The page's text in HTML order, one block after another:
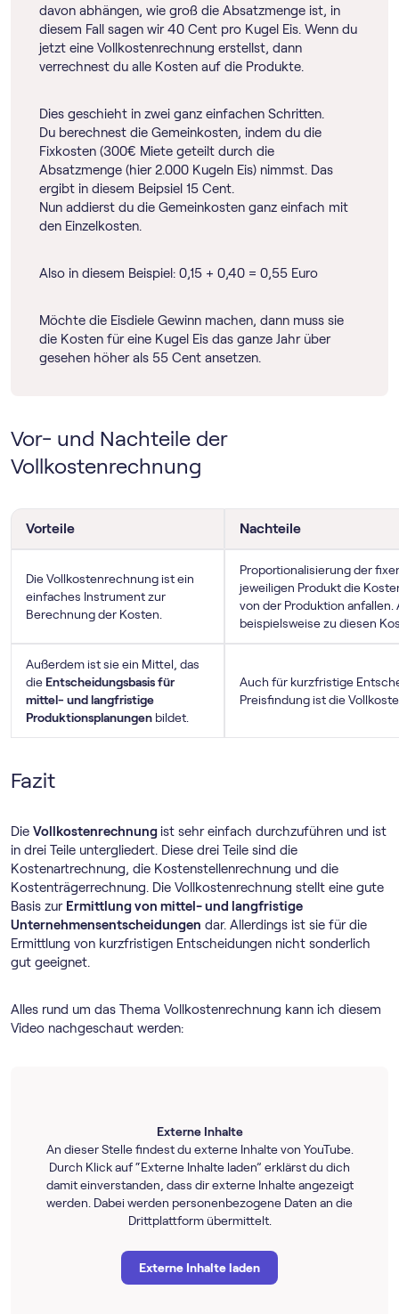
davon abhängen, wie groß die Absatzmenge ist, in
diesem Fall sagen wir 40 Cent pro Kugel Eis. Wenn du
jetzt eine Vollkostenrechnung erstellst, dann
verrechnest du alle Kosten auf die Produkte.
Dies geschieht in zwei ganz einfachen Schritten.
Du berechnest die Gemeinkosten, indem du die
Fixkosten (300€ Miete geteilt durch die
Absatzmenge (hier 2.000 Kugeln Eis) nimmst. Das
ergibt in diesem Beipsiel 15 Cent.
Nun addierst du die Gemeinkosten ganz einfach mit
den Einzelkosten.
Also in diesem Beispiel: 0,15 + 0,40 = 0,55 Euro
Möchte die Eisdiele Gewinn machen, dann muss sie
die Kosten für eine Kugel Eis das ganze Jahr über
gesehen höher als 55 Cent ansetzen.
Vor- und Nachteile der
Vollkostenrechnung
Vorteile Nachteile
Die Vollkostenrechnung ist ein
einfaches Instrument zur
Berechnung der Kosten.
Proportionalisierung der
jeweiligen Produkt die
von der Produktion
beispielsweise zu diesen
Außerdem ist sie ein Mittel, das
die Entscheidungsbasis für
mittel- und langfristige
Produktionsplanungen bildet.
Auch für kurzfristige
Preisfindung ist die
Fazit
Die Vollkostenrechnung ist sehr einfach durchzuführen und ist
in drei Teile untergliedert. Diese drei Teile sind die
Kostenartrechnung, die Kostenstellenrechnung und die
Kostenträgerrechnung. Die Vollkostenrechnung stellt eine gute
Basis zur Ermittlung von mittel- und langfristige
Unternehmensentscheidungen dar. Allerdings ist sie für die
Ermittlung von kurzfristigen Entscheidungen nicht sonderlich
gut geeignet.
Alles rund um das Thema Vollkostenrechnung kann ich diesem
Video nachgeschaut werden:
Externe Inhalte
An dieser Stelle findest du externe Inhalte von YouTube.
Durch Klick auf “Externe Inhalte laden” erklärst du dich
damit einverstanden, dass dir externe Inhalte angezeigt
werden. Dabei werden personenbezogene Daten an die
Drittplattform übermittelt.
Externe Inhalte laden